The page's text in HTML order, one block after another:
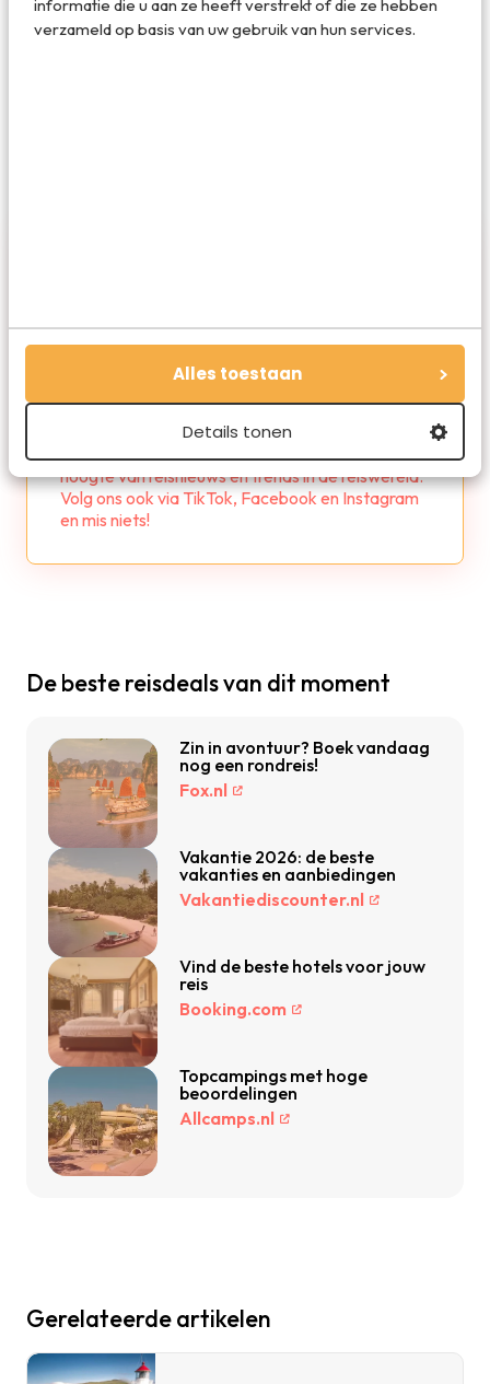
informatie die u aan ze heeft verstrekt of die ze hebben
verzameld op basis van uw gebruik van hun services.
Alles toestaan
Details tonen
Redactie Travelvalley
De redactie van Travelvalley houd je op de
hoogte van reisnieuws en trends in de reiswereld.
Volg ons ook via TikTok, Facebook en Instagram
en mis niets!
De beste reisdeals van dit moment
Zin in avontuur? Boek vandaag
nog een rondreis!
Fox.nl
Vakantie 2026: de beste
vakanties en aanbiedingen
Vakantiediscounter.nl
Vind de beste hotels voor jouw
reis
Booking.com
Topcampings met hoge
beoordelingen
Allcamps.nl
Gerelateerde artikelen